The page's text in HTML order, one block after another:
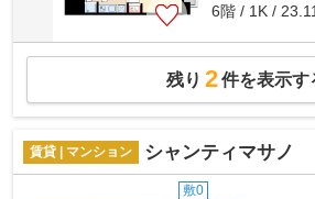
6階 / 1K /
残り 2件を表示す
賃貸 | マンション シャンティマサノ
敷0